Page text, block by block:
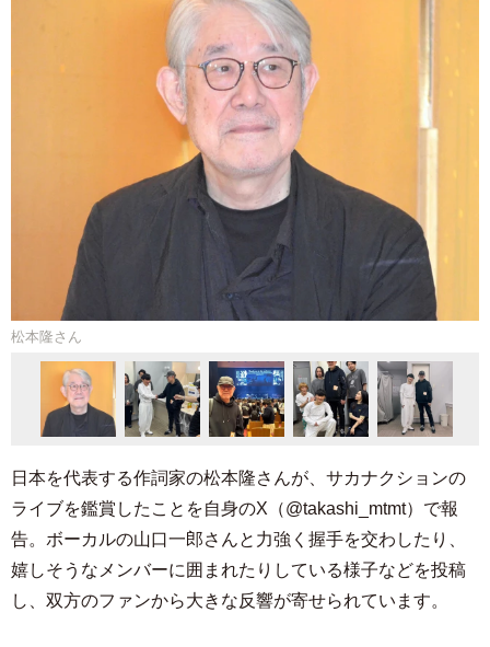
松本隆さん
日本を代表する作詞家の松本隆さんが、サカナクションの
ライブを鑑賞したことを自身のX（@takashi_mtmt）で報
告。ボーカルの山口一郎さんと力強く握手を交わしたり、
嬉しそうなメンバーに囲まれたりしている様子などを投稿
し、双方のファンから大きな反響が寄せられています。